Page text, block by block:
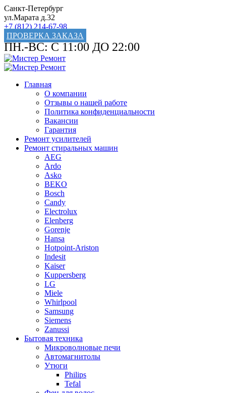
Санкт-Петербург
ул.Марата д.32
+7 (812) 214-67-98
ПРОВЕРКА ЗАКАЗА
ПН.-ВС: С 11:00 ДО 22:00
Главная
О компании
Отзывы о нашей работе
Политика конфиденциальности
Вакансии
Гарантия
Ремонт усилителей
Ремонт стиральных машин
AEG
Ardo
Asko
BEKO
Bosch
Candy
Electrolux
Elenberg
Gorenje
Hansa
Hotpoint-Ariston
Indesit
Kaiser
Kuppersberg
LG
Miele
Whirlpool
Samsung
Siemens
Zanussi
Бытовая техника
Микроволновые печи
Автомагнитолы
Утюги
Philips
Tefal